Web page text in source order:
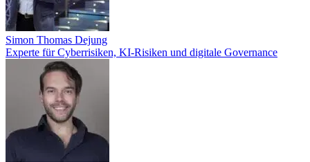
Simon Thomas Dejung
Experte für Cyberrisiken, KI-Risiken und digitale Governance